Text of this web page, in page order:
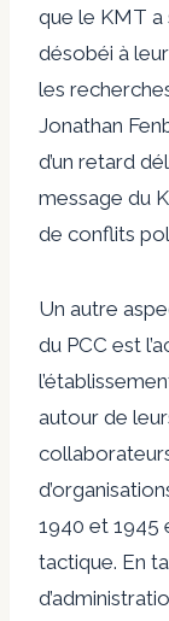
que le KMT a
désobéi à
les
Jonathan
d’un retard
message du
de conflits
Un autre
du PCC est
autour de
1940 et 1945
tactique. En